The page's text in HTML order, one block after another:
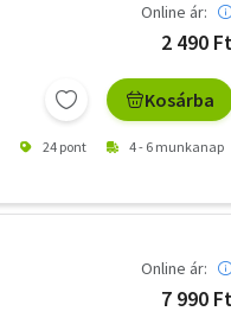
Online ár:
2 490
Kosárba
24 pont 4 - 6 munkanap
Online ár:
7 990